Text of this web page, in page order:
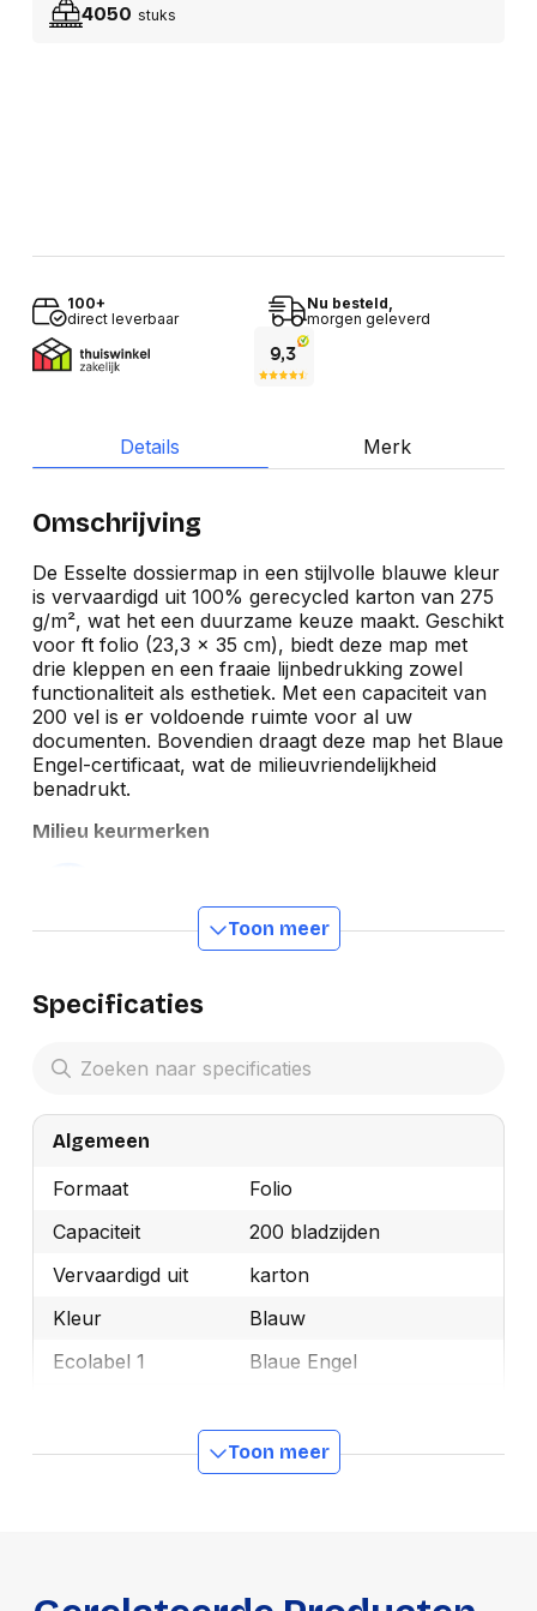
4050 stuks
100+
direct leverbaar
Nu besteld,
morgen geleverd
Details Merk
Omschrijving
De Esselte dossiermap in een stijlvolle blauwe kleur
is vervaardigd uit 100% gerecycled karton van 275
g/m², wat het een duurzame keuze maakt. Geschikt
voor ft folio (23,3 x 35 cm), biedt deze map met
drie kleppen en een fraaie lijnbedrukking zowel
functionaliteit als esthetiek. Met een capaciteit van
200 vel is er voldoende ruimte voor al uw
documenten. Bovendien draagt deze map het Blaue
Engel-certificaat, wat de milieuvriendelijkheid
benadrukt.
Milieu keurmerken
Toon meer
Specificaties
Algemeen
Formaat
Folio
Capaciteit
200 bladzijden
Vervaardigd uit
karton
Kleur
Blauw
Ecolabel 1
Blaue Engel
OEMCode
1032302
GTIN
5411313894470
Toon meer